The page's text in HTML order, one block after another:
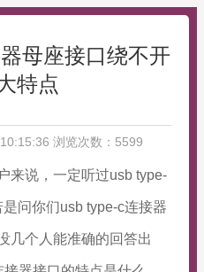
母座接口绕不开
特点
浏览次数：5599
来说，一定听过usb type-
问你们usb type-c连接器
几个人能准确的回答出